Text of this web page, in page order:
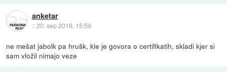
anketar
::20. sep 2016, 15:59
ne mešat jabolk pa hrušk, kle je govora o certifikatih, skladi kjer si
sam vložil nimajo veze